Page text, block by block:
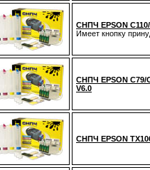
CНПЧ EPSON
Имеет кнопку
CНПЧ EPSON C79/
V6.0
CНПЧ EPSON